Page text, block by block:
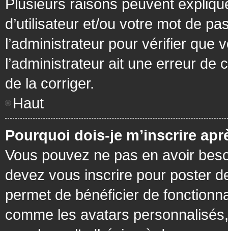
Plusieurs raisons peuvent
d’utilisateur et/ou votre mot de
l’administrateur pour vérifier que
l’administrateur ait une erreur de
de la corriger.
Haut
Pourquoi dois-je m’inscrire
Vous pouvez ne pas en avoir
devez vous inscrire pour poster
permet de bénéficier de
comme les avatars